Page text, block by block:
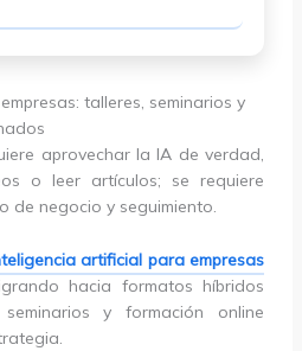
talleres, seminarios y
aprovechar la IA de verdad,
o leer artículos; se requiere
de negocio y seguimiento.
artificial para empresas
hacia formatos híbridos
y formación online